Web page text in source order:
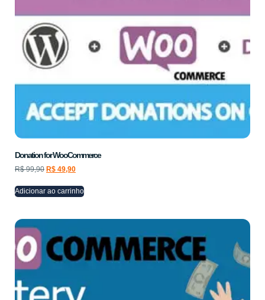
Donation for WooCommerce
R$99,90 R$ 49,90
Adicionar ao carrinho